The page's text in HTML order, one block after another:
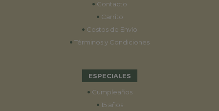
• Contacto
• Carrito
• Costos de Envío
• Términos y Condiciones
ESPECIALES
• Cumpleaños
• 15 años